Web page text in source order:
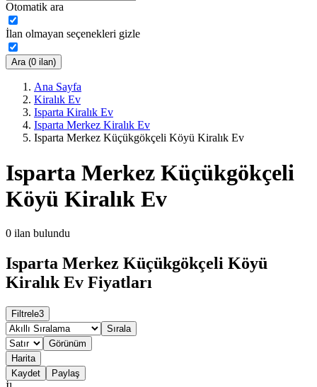
Otomatik ara
İlan olmayan seçenekleri gizle
Ara (0 ilan)
Ana Sayfa
Kiralık Ev
Isparta Kiralık Ev
Isparta Merkez Kiralık Ev
Isparta Merkez Küçükgökçeli Köyü Kiralık Ev
Isparta Merkez Küçükgökçeli
Köyü Kiralık Ev
0 ilan bulundu
Isparta Merkez Küçükgökçeli Köyü
Kiralık Ev Fiyatları
Filtrele3
Sırala
Görünüm
Harita
Kaydet
Paylaş